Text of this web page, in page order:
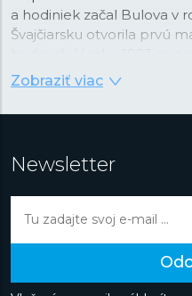
a hodiniek začal Bulova v
Švajčiarsku otvorila prvú
Bulova Watch Company.
inováciách, a to nielen v
vysielanou televíznou
reklama na hodinky Bulova.
ktorými vyčnievajú najmä
toho je dnes celá
s LED
hodinky.Prototyp
Zobraziť viac
Newsletter